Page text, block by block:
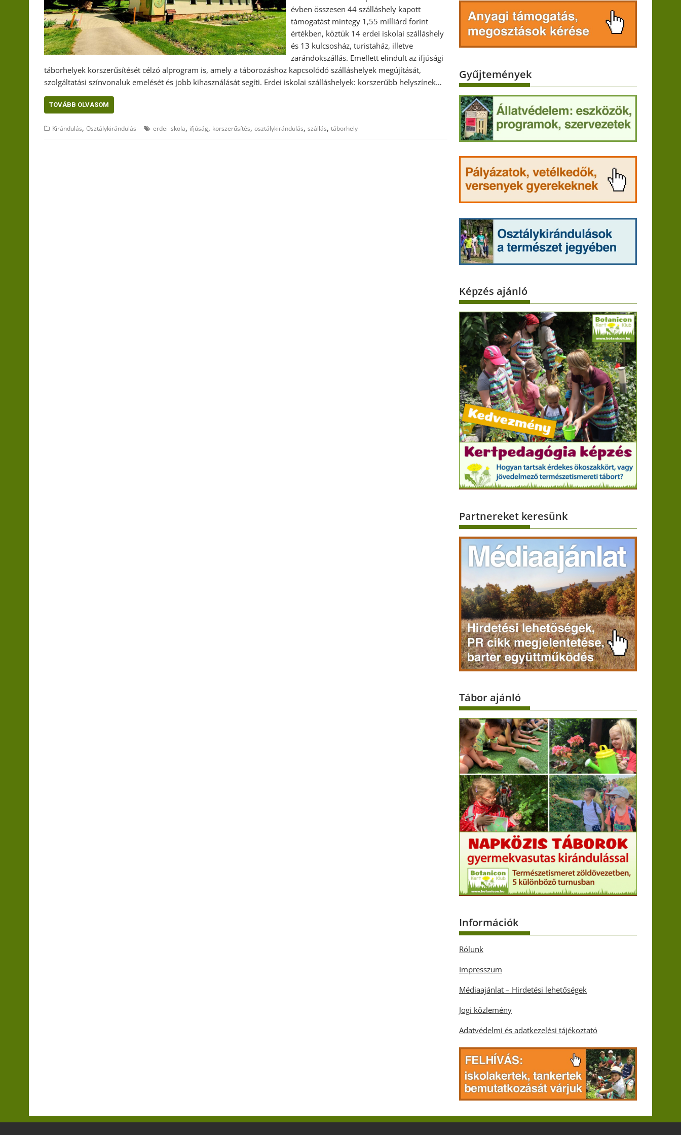
évben összesen 44 szálláshely kapott
támogatást mintegy 1,55 milliárd forint
értékben, köztük 14 erdei iskolai szálláshely
és 13 kulcsosház, turistaház, illetve
zarándokszállás. Emellett elindult az ifjúsági
táborhelyek korszerűsítését célzó alprogram is, amely a táborozáshoz kapcsolódó szálláshelyek megújítását,
szolgáltatási színvonaluk emelését és jobb kihasználását segíti. Erdei iskolai szálláshelyek: korszerűbb helyszínek…
TOVÁBB OLVASOM
Kirándulás, Osztálykirándulás erdei iskola, ifjúság, korszerűsítés, osztálykirándulás, szállás, táborhely
Gyűjtemények
Képzés ajánló
Partnereket keresünk
Tábor ajánló
Információk
Rólunk
Impresszum
Médiaajánlat – Hirdetési lehetőségek
Jogi közlemény
Adatvédelmi és adatkezelési tájékoztató